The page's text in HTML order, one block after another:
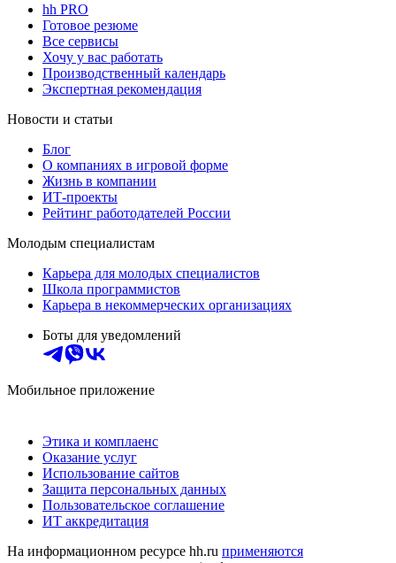
hh PRO
Готовое резюме
Все сервисы
Хочу у вас работать
Производственный календарь
Экспертная рекомендация
Новости и статьи
Блог
О компаниях в игровой форме
Жизнь в компании
ИТ-проекты
Рейтинг работодателей России
Молодым специалистам
Карьера для молодых специалистов
Школа программистов
Карьера в некоммерческих организациях
Боты для уведомлений
Мобильное приложение
Этика и комплаенс
Оказание услуг
Использование сайтов
Защита персональных данных
Пользовательское соглашение
ИТ аккредитация
На информационном ресурсе hh.ru применяются